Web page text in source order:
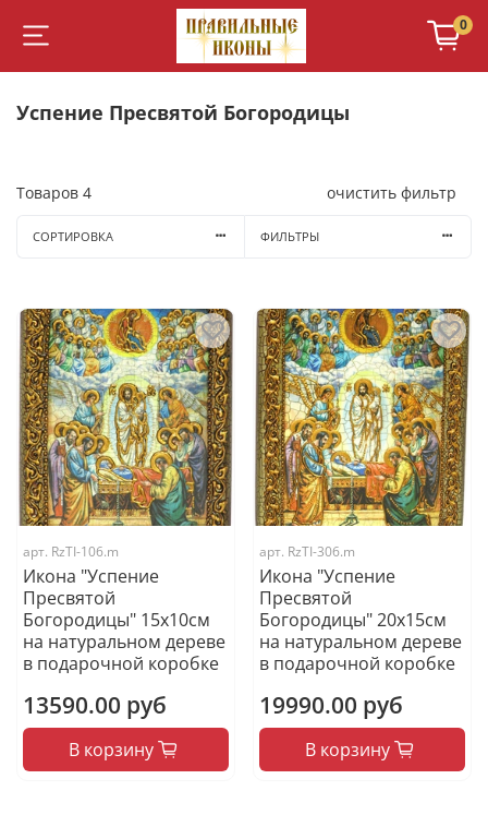
0
Успение Пресвятой Богородицы
Товаров 4 очистить фильтр
СОРТИРОВКА ФИЛЬТРЫ
арт. RzTI-106.m
Икона "Успение
Пресвятой
Богородицы" 15х10см
на натуральном дереве
в подарочной коробке
13590.00 руб
В корзину
арт. RzTI-306.m
Икона "Успение
Пресвятой
Богородицы" 20х15см
на натуральном дереве
в подарочной коробке
19990.00 руб
В корзину